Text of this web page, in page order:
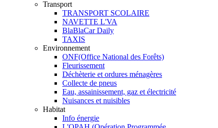
Transport
TRANSPORT SCOLAIRE
NAVETTE L'VA
BlaBlaCar Daily
TAXIS
Environnement
ONF(Office National des Forêts)
Fleurissement
Déchèterie et ordures ménagères
Collecte de pneus
Eau, assainissement, gaz et électricité
Nuisances et nuisibles
Habitat
Info énergie